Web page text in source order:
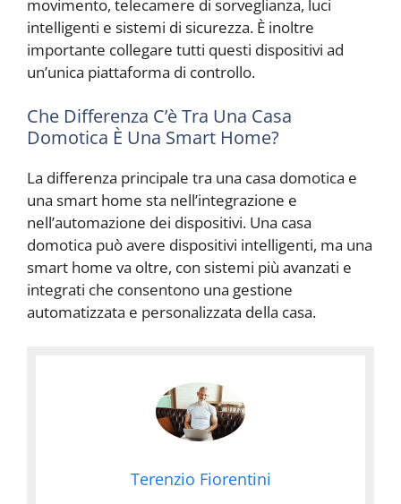
movimento, telecamere di sorveglianza, luci
intelligenti e sistemi di sicurezza. È inoltre
importante collegare tutti questi dispositivi ad
un’unica piattaforma di controllo.
Che Differenza C’è Tra Una Casa
Domotica È Una Smart Home?
La differenza principale tra una casa domotica e
una smart home sta nell’integrazione e
nell’automazione dei dispositivi. Una casa
domotica può avere dispositivi intelligenti, ma una
smart home va oltre, con sistemi più avanzati e
integrati che consentono una gestione
automatizzata e personalizzata della casa.
Terenzio Fiorentini